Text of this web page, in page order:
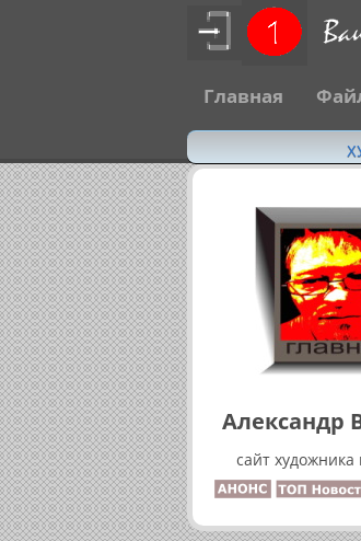
Главная
Александр
сайт художника